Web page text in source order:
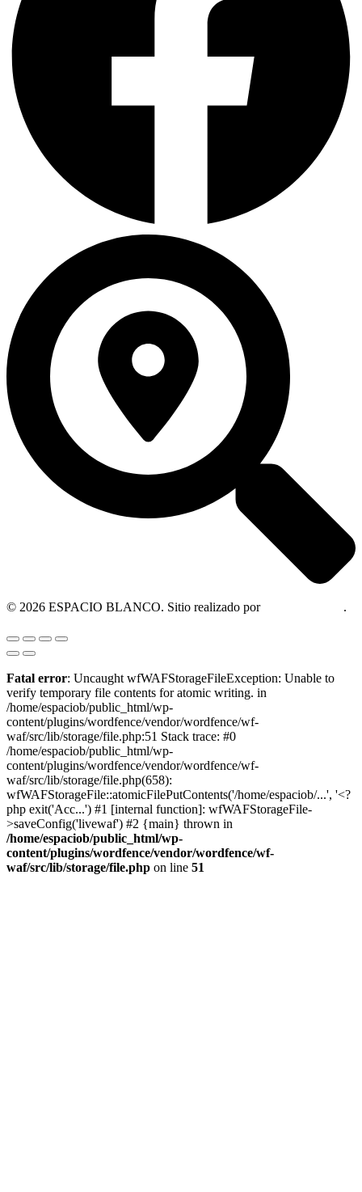
© 2026 ESPACIO BLANCO. Sitio realizado por .
Fatal error: Uncaught wfWAFStorageFileException: Unable to
verify temporary file contents for atomic writing. in
/home/espaciob/public_html/wp-
content/plugins/wordfence/vendor/wordfence/wf-
waf/src/lib/storage/file.php:51 Stack trace: #0
/home/espaciob/public_html/wp-
content/plugins/wordfence/vendor/wordfence/wf-
waf/src/lib/storage/file.php(658):
wfWAFStorageFile::atomicFilePutContents('/home/espaciob/...', '<?
php exit('Acc...') #1 [internal function]: wfWAFStorageFile-
>saveConfig('livewaf') #2 {main} thrown in
/home/espaciob/public_html/wp-
content/plugins/wordfence/vendor/wordfence/wf-
waf/src/lib/storage/file.php on line 51